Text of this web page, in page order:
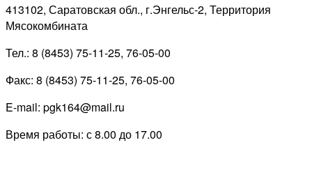
413102, Саратовская обл., г.Энгельс-2, Территория
Мясокомбината
Тел.: 8 (8453) 75-11-25, 76-05-00
Факс: 8 (8453) 75-11-25, 76-05-00
E-mail: pgk164@mail.ru
Время работы: с 8.00 до 17.00